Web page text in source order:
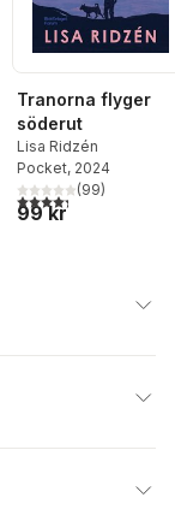
antal röster:
Tranorna flyger
söderut
Lisa Ridzén
Pocket, 2024
4,3utav 5 stjärnor.
(99)
99 kr